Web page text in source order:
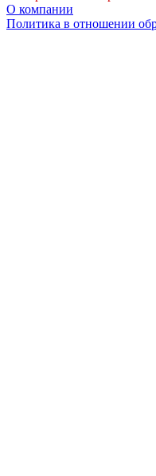
О компании
Политика в отношении